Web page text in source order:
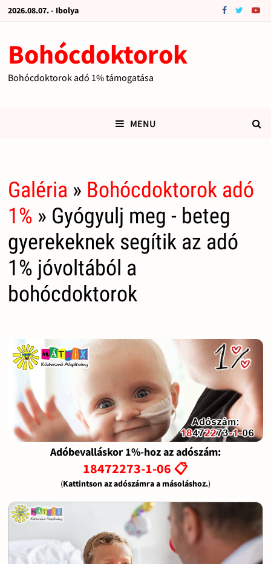
2026.08.07. - Ibolya
Bohócdoktorok
Bohócdoktorok adó 1% támogatása
MENU
Galéria » Bohócdoktorok adó
1% » Gyógyulj meg - beteg
gyerekeknek segítik az adó
1% jóvoltából a
bohócdoktorok
Adóbevalláskor 1%-hoz az adószám:
18472273-1-06 📋
(Kattintson az adószámra a másoláshoz.)